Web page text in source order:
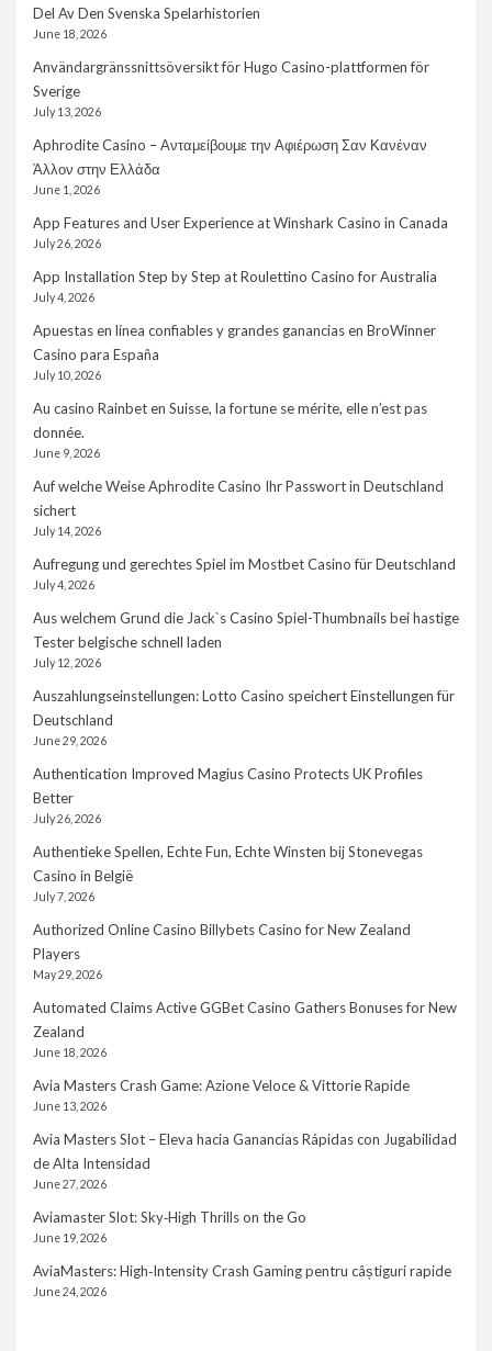
Del Av Den Svenska Spelarhistorien
June 18, 2026
Användargränssnittsöversikt för Hugo Casino-plattformen för
Sverige
July 13, 2026
Aphrodite Casino – Ανταμείβουμε την Αφιέρωση Σαν Κανέναν
Άλλον στην Ελλάδα
June 1, 2026
App Features and User Experience at Winshark Casino in Canada
July 26, 2026
App Installation Step by Step at Roulettino Casino for Australia
July 4, 2026
Apuestas en línea confiables y grandes ganancias en BroWinner
Casino para España
July 10, 2026
Au casino Rainbet en Suisse, la fortune se mérite, elle n’est pas
donnée.
June 9, 2026
Auf welche Weise Aphrodite Casino Ihr Passwort in Deutschland
sichert
July 14, 2026
Aufregung und gerechtes Spiel im Mostbet Casino für Deutschland
July 4, 2026
Aus welchem Grund die Jack`s Casino Spiel-Thumbnails bei hastige
Tester belgische schnell laden
July 12, 2026
Auszahlungseinstellungen: Lotto Casino speichert Einstellungen für
Deutschland
June 29, 2026
Authentication Improved Magius Casino Protects UK Profiles
Better
July 26, 2026
Authentieke Spellen, Echte Fun, Echte Winsten bij Stonevegas
Casino in België
July 7, 2026
Authorized Online Casino Billybets Casino for New Zealand
Players
May 29, 2026
Automated Claims Active GGBet Casino Gathers Bonuses for New
Zealand
June 18, 2026
Avia Masters Crash Game: Azione Veloce & Vittorie Rapide
June 13, 2026
Avia Masters Slot – Eleva hacia Ganancias Rápidas con Jugabilidad
de Alta Intensidad
June 27, 2026
Aviamaster Slot: Sky‑High Thrills on the Go
June 19, 2026
AviaMasters: High‑Intensity Crash Gaming pentru câștiguri rapide
June 24, 2026